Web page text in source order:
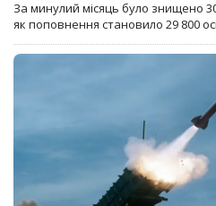
За минулий місяць було знищено 30
як поповнення становило 29 800